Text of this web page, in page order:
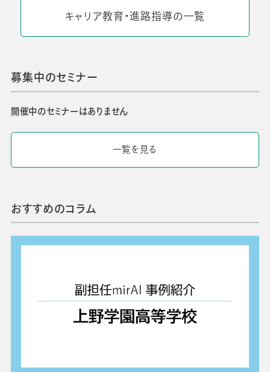
キャリア教育・進路指導の一覧
募集中のセミナー
開催中のセミナーはありません
一覧を見る
おすすめのコラム